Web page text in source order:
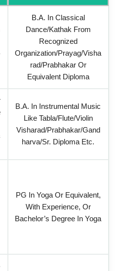
B.A. In Classical
Dance/Kathak From
Recognized
Organization/Prayag/Visha
Rad/Prabhakar Or
Equivalent Diploma
B.A. In Instrumental Music
Like Tabla/Flute/Violin
Visharad/Prabhakar/Gand
Harva/Sr. Diploma Etc.
PG In Yoga Or Equivalent,
With Experience, Or
Bachelor’s Degree In Yoga